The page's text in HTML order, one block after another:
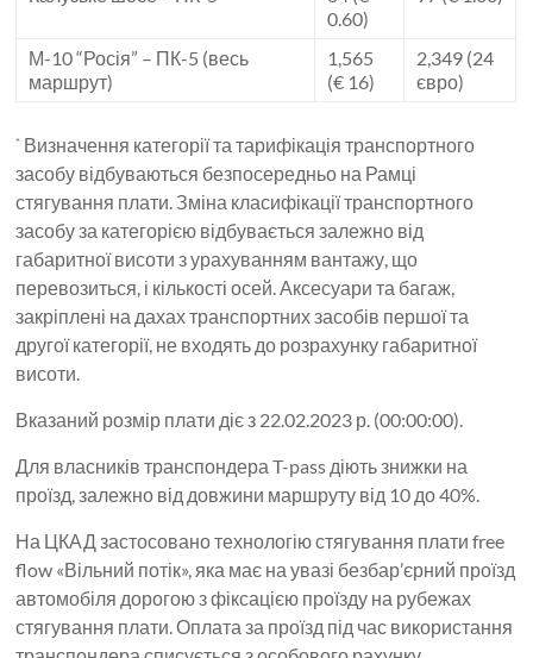
0.60)
М-10 “Росія” – ПК-5 (весь
маршрут)
1,565
(€ 16)
2,349 (24
євро)
* Визначення категорії та тарифікація транспортного
засобу відбуваються безпосередньо на Рамці
стягування плати. Зміна класифікації транспортного
засобу за категорією відбувається залежно від
габаритної висоти з урахуванням вантажу, що
перевозиться, і кількості осей. Аксесуари та багаж,
закріплені на дахах транспортних засобів першої та
другої категорії, не входять до розрахунку габаритної
висоти.
Вказаний розмір плати діє з 22.02.2023 р. (00:00:00).
Для власників транспондера T-pass діють знижки на
проїзд, залежно від довжини маршруту від 10 до 40%.
На ЦКАД застосовано технологію стягування плати free
flow «Вільний потік», яка має на увазі безбар’єрний проїзд
автомобіля дорогою з фіксацією проїзду на рубежах
стягування плати. Оплата за проїзд під час використання